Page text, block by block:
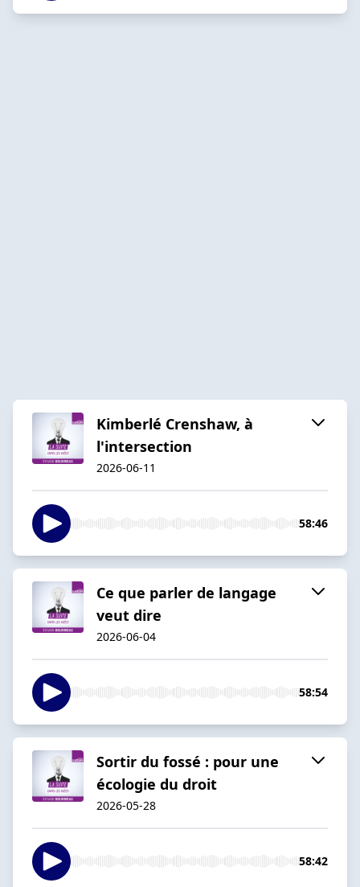
Kimberlé Crenshaw, à
l'intersection
2026-06-11
58:46
Ce que parler de langage
veut dire
2026-06-04
58:54
Sortir du fossé : pour une
écologie du droit
2026-05-28
58:42